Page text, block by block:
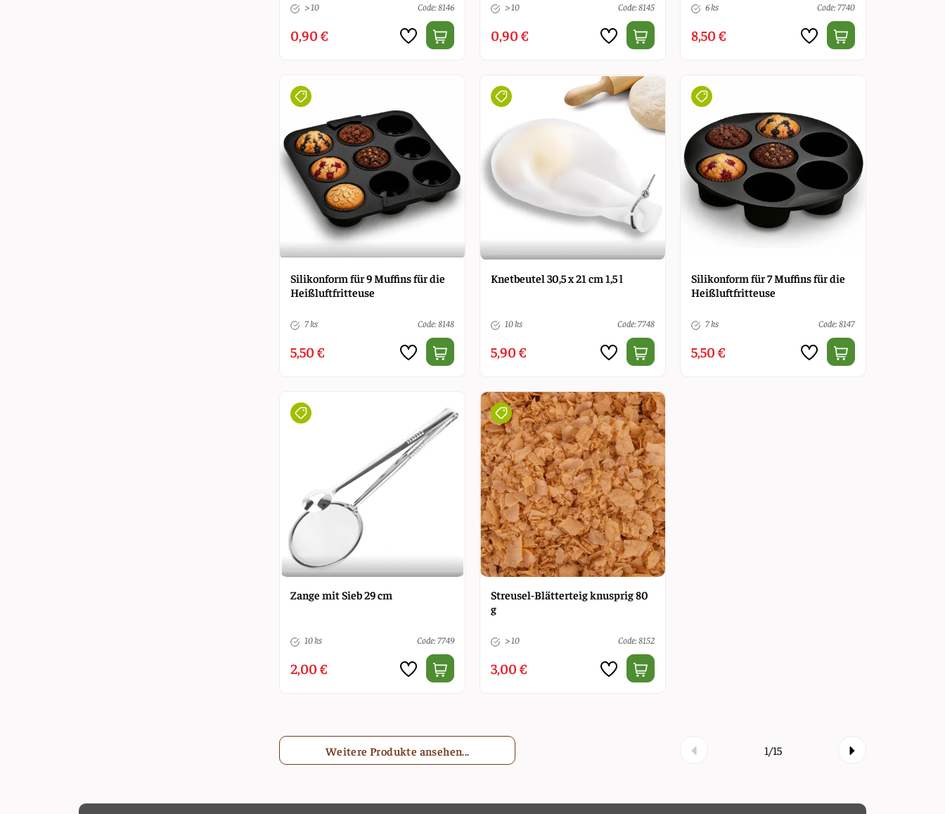
> 10 Code: 8146
0,90 €
> 10 Code: 8145
0,90 €
6 ks Code: 7740
8,50 €
Silikonform für 9 Muffins für die
Heißluftfritteuse
7 ks Code: 8148
5,50 €
Knetbeutel 30,5 x 21 cm 1,5 l
10 ks Code: 7748
5,90 €
Silikonform für 7 Muffins für die
Heißluftfritteuse
7 ks Code: 8147
5,50 €
Zange mit Sieb 29 cm
10 ks Code: 7749
2,00 €
Streusel-Blätterteig knusprig 80
g
> 10 Code: 8152
3,00 €
1/15
Weitere Produkte ansehen...